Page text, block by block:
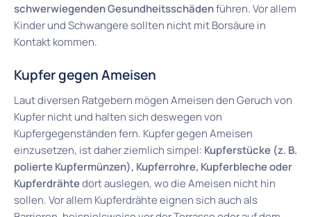
schwerwiegenden Gesundheitsschädenführen. Vor allem
Kinder und Schwangere sollten nicht mit Borsäure in
Kontakt kommen.
Kupfer gegen Ameisen
Laut diversen Ratgebern mögen Ameisen den Geruch von
Kupfer nicht und halten sich deswegen von
Kupfergegenständen fern. Kupfer gegen Ameisen
einzusetzen, ist daher ziemlich simpel: Kupferstücke (z. B.
polierte Kupfermünzen), Kupferrohre, Kupferbleche oder
Kupferdrähtedort auslegen, wo die Ameisen nicht hin
sollen. Vor allem Kupferdrähte eignen sich auch als